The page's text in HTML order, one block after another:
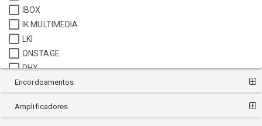
IBOX
IK MULTIMEDIA
LKI
ONSTAGE
PHX
QUIK LOK
ROCKBAG
Encordoamentos
Amplificadores